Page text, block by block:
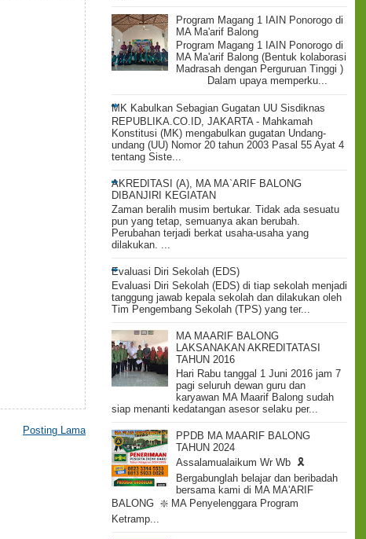
Posting Lama
Program Magang 1 IAIN Ponorogo di
MA Ma'arif Balong
Program Magang 1 IAIN Ponorogo di
MA Ma'arif Balong (Bentuk kolaborasi
Madrasah dengan Perguruan Tinggi )
Dalam upaya memperku...
MK Kabulkan Sebagian Gugatan UU Sisdiknas
REPUBLIKA.CO.ID, JAKARTA - Mahkamah
Konstitusi (MK) mengabulkan gugatan Undang-
undang (UU) Nomor 20 tahun 2003 Pasal 55 Ayat 4
tentang Siste...
AKREDITASI (A), MA MA`ARIF BALONG
DIBANJIRI KEGIATAN
Zaman beralih musim bertukar. Tidak ada sesuatu
pun yang tetap, semuanya akan berubah.
Perubahan terjadi berkat usaha-usaha yang
dilakukan. ...
Evaluasi Diri Sekolah (EDS)
Evaluasi Diri Sekolah (EDS) di tiap sekolah menjadi
tanggung jawab kepala sekolah dan dilakukan oleh
Tim Pengembang Sekolah (TPS) yang ter...
MA MAARIF BALONG
LAKSANAKAN AKREDITATASI
TAHUN 2016
Hari Rabu tanggal 1 Juni 2016 jam 7
pagi seluruh dewan guru dan
karyawan MA Maarif Balong sudah
siap menanti kedatangan asesor selaku per...
PPDB MA MAARIF BALONG
TAHUN 2024
Assalamualaikum Wr Wb 🎗️
Bergabunglah belajar dan beribadah
bersama kami di MA MA'ARIF
BALONG ❇️ MA Penyelenggara Program
Ketramp...